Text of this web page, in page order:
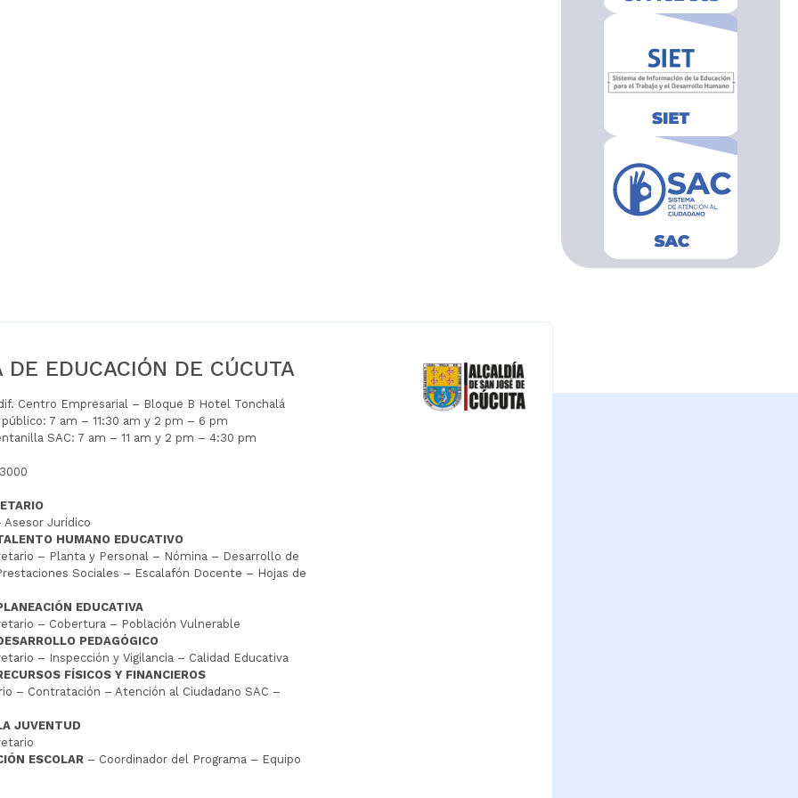
DE EDUCACIÓN DE CÚCUTA
Centro Empresarial – Bloque B Hotel Tonchalá
7 am – 11:30 am y 2 pm – 6 pm
SAC: 7 am – 11 am y 2 pm – 4:30 pm
Asesor Jurídico
HUMANO EDUCATIVO
– Planta y Personal – Nómina – Desarrollo de
Sociales – Escalafón Docente – Hojas de
EDUCATIVA
– Cobertura – Población Vulnerable
PEDAGÓGICO
– Inspección y Vigilancia – Calidad Educativa
FÍSICOS Y FINANCIEROS
– Contratación – Atención al Ciudadano SAC –
JUVENTUD
ESCOLAR– Coordinador del Programa – Equipo